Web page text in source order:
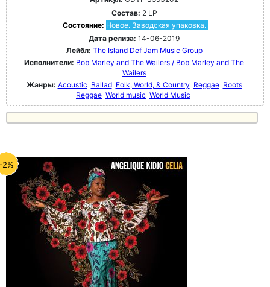
Состав: 2 LP
Состояние: Новое. Заводская упаковка.
Дата релиза: 14-06-2019
Лейбл: The Island Def Jam Music Group
Исполнители: Bob Marley and The Wailers / Bob Marley and The
Wailers
Жанры: Acoustic Ballad Folk, World, & Country Reggae Roots
Reggae World music World Music
2%